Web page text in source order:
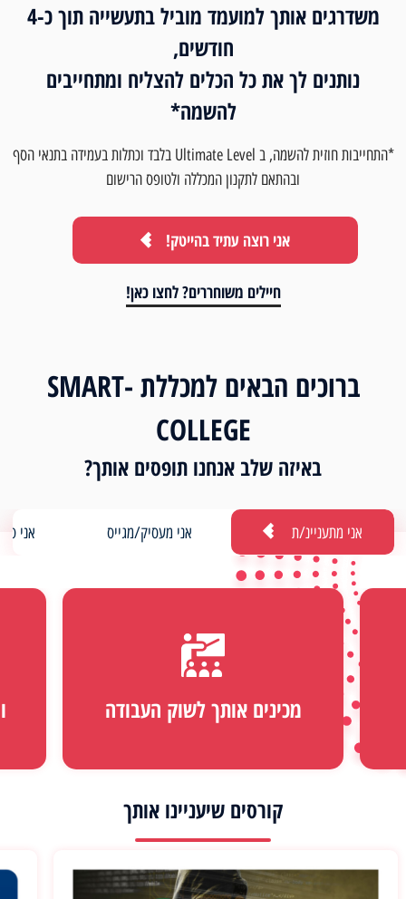
משדרגים אותך למועמד מוביל בתעשייה תוך כ-4
חודשים,
נותנים לך את כל הכלים להצליח ומתחייבים
להשמה*
*התחייבות חוזית להשמה, ב Ultimate Level בלבד וכתלות בעמידה בתנאי הסף
ובהתאם לתקנון המכללה ולטופס הרישום
אני רוצה עתיד בהייטק!
חיילים משוחררים? לחצו כאן!
ברוכים הבאים למכללת SMART-
COLLEGE
באיזה שלב אנחנו תופסים אותך?
אני מתעניינ/ת אני מעסיק/מגייס אני
מכינים אותך לשוק העבודה
קורסים שיעניינו אותך